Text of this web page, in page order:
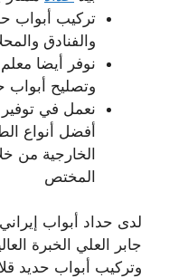
تركيب أبواب
والفنادق
نوفر أيضا
وتصليح أبواب
نعمل في
أفضل أنواع
الخارجية من
المختص
لدى حداد أبواب
جابر العلي الخبرة
وتركيب أبواب حديد